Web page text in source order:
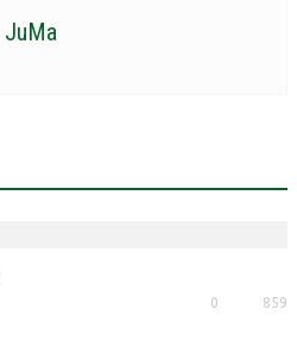
JuMa
0 859